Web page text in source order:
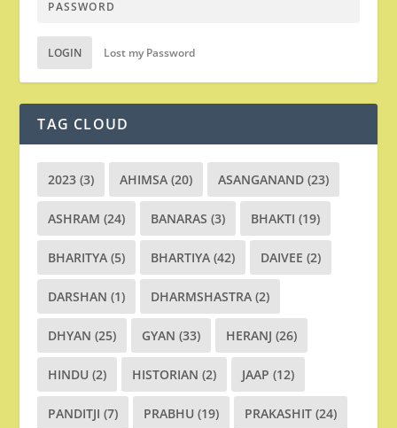
LOGIN Lost my Password
TAG CLOUD
2023 (3) AHIMSA (20) ASANGANAND (23)
ASHRAM (24) BANARAS (3) BHAKTI (19)
BHARITYA (5) BHARTIYA (42) DAIVEE (2)
DARSHAN (1) DHARMSHASTRA (2)
DHYAN (25) GYAN (33) HERANJ (26)
HINDU (2) HISTORIAN (2) JAAP (12)
PANDITJI (7) PRABHU (19) PRAKASHIT (24)